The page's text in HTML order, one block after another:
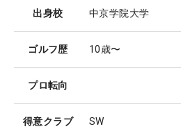
出身校 中京学院大学
ゴルフ歴 10歳〜
プロ転向
得意クラブ SW